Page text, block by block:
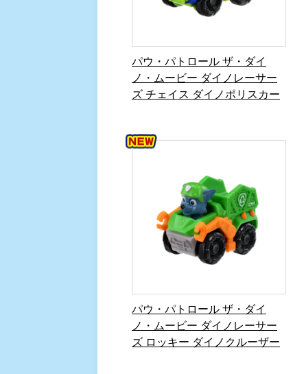
パウ・パトロール ザ・ダイ
ノ・ムービー ダイノレーサー
ズ チェイス ダイノポリスカー
パウ・パトロール ザ・ダイ
ノ・ムービー ダイノレーサー
ズ ロッキー ダイノクルーザー